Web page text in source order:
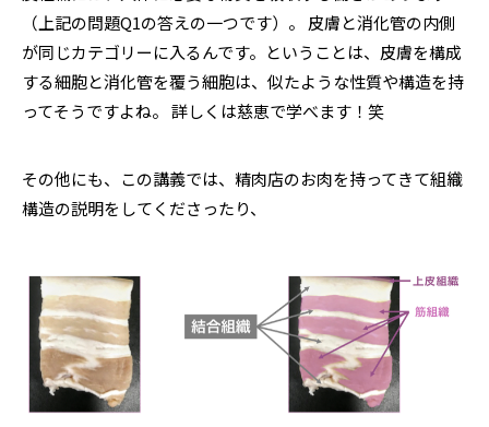
（上記の問題Q1の答えの一つです）。 皮膚と消化管の内側
が同じカテゴリーに入るんです。ということは、皮膚を構成
する細胞と消化管を覆う細胞は、似たような性質や構造を持
ってそうですよね。 詳しくは慈恵で学べます！笑
その他にも、この講義では、精肉店のお肉を持ってきて組織
構造の説明をしてくださったり、